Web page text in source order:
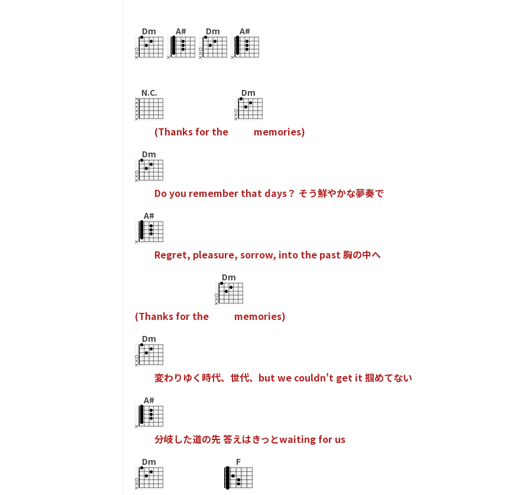
Dm A# Dm A#
N.C.
(Thanksfor the
Dm
memories)
Dm
Doyou remember that days？ そう鮮やかな夢奏で
A#
Regret, pleasure, sorrow, into the past胸の中へ
(Thanksfor the
Dm
memories)
Dm
変わり ゆく 時代、 世代、 butwe couldn't get it掴めてない
A#
分岐した道の先答えはきっ とwaitingfor us
Dm F